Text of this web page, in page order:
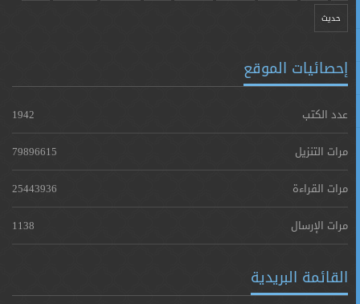
حدیث
إحصائيات الموقع
عدد الكتب
1942
مرات التنزيل
79896615
مرات القراءة
25443936
مرات الإرسال
1138
القائمة البريدية